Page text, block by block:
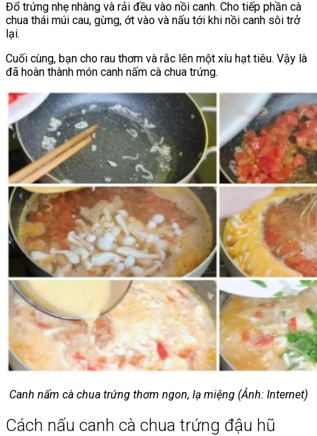
Đổ trứng nhẹ nhàng và rải đều vào nồi canh. Cho tiếp phần cà
chua thái múi cau, gừng, ớt vào và nấu tới khi nồi canh sôi trở
lại.
Cuối cùng, bạn cho rau thơm và rắc lên một xíu hạt tiêu. Vậy là
đã hoàn thành món canh nấm cà chua trứng.
Canh nấm cà chua trứng thơm ngon, lạ miệng (Ảnh: Internet)
Cách nấu canh cà chua trứng đậu hũ